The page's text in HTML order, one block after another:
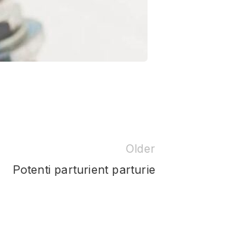
Older
Potenti parturient parturie